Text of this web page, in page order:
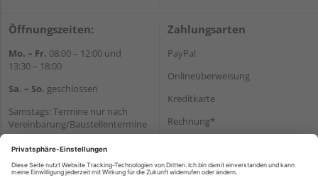
Öffnungszeiten:
Mo. – Fr. 08:00 – 12:00 und
13:30 – 18:00
Sa. – So. geschlossen
Samstags: Termine nur nach
Vereinbarung/Baustellentermine
Wir helfen Ihnen gerne
weiter
Tel.:+49 6062 956180
Zahlungsarten
PayPal
Onlineüberweisung
Kreditkarte
Rechnung*
Versand